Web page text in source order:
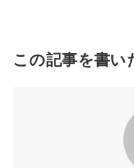
この記事を書い